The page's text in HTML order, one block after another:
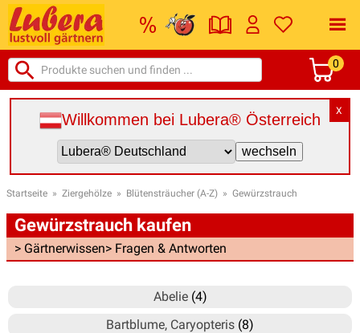
0
X
Willkommen bei Lubera® Österreich
Startseite » Ziergehölze » Blütensträucher (A-Z) » Gewürzstrauch
Gewürzstrauch kaufen
> Gärtnerwissen> Fragen & Antworten
Abelie(4)
Bartblume, Caryopteris (8)